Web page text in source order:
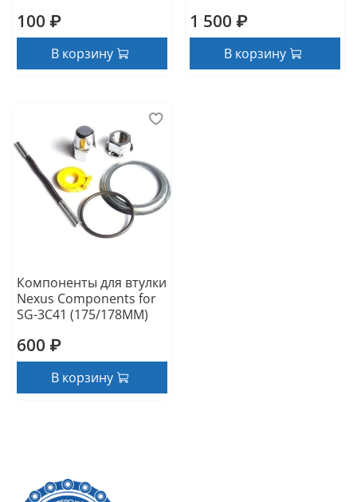
100 ₽
В корзину
1 500 ₽
В корзину
Компоненты для втулки
Nexus Components for
SG-3C41 (175/178MM)
600 ₽
В корзину